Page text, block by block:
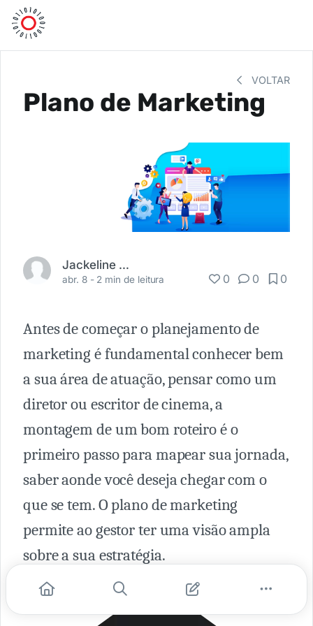
VOLTAR
Plano de Marketing
Jackeline Menezzes
abr. 8 - 2 min de leitura 0 0 0
Antes de começar o planejamento de
marketing é fundamental conhecer bem
a sua área de atuação, pensar como um
diretor ou escritor de cinema, a
montagem de um bom roteiro é o
primeiro passo para mapear sua jornada,
saber aonde você deseja chegar com o
que se tem. O plano de marketing
permite ao gestor ter uma visão ampla
sobre a sua estratégia.